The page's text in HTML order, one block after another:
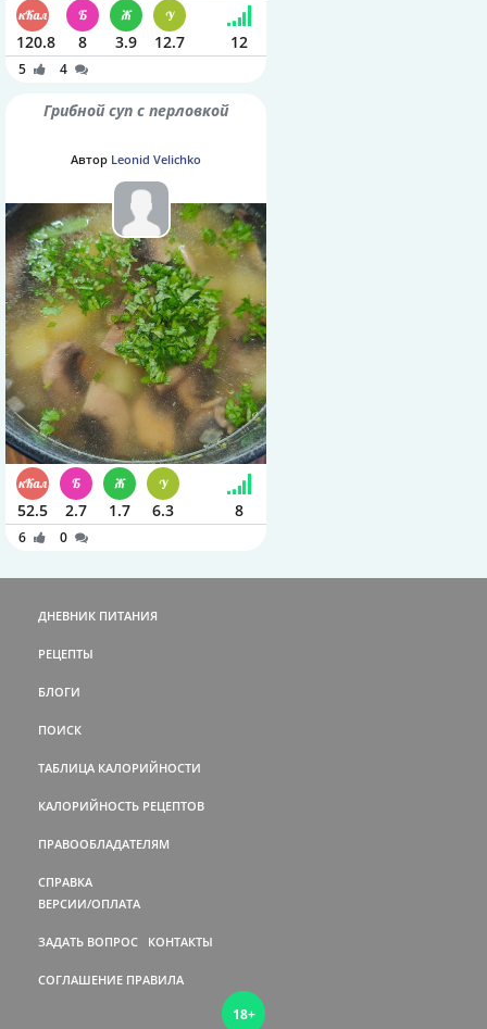
120.8 8 3.9 12.7 12
5 4
Грибной суп с перловкой
Автор Leonid Velichko
52.5 2.7 1.7 6.3 8
6 0
ДНЕВНИК ПИТАНИЯ
РЕЦЕПТЫ
БЛОГИ
ПОИСК
ТАБЛИЦА КАЛОРИЙНОСТИ
КАЛОРИЙНОСТЬ РЕЦЕПТОВ
ПРАВООБЛАДАТЕЛЯМ
СПРАВКА
ВЕРСИИ/ОПЛАТА
ЗАДАТЬ ВОПРОС КОНТАКТЫ
СОГЛАШЕНИЕ ПРАВИЛА
18+